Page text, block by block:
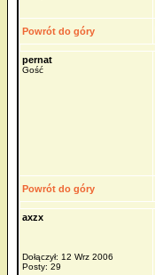
Powrót do góry
pernat
Gość
Powrót do góry
axzx
Dołączył: 12 Wrz 2006
Posty: 29